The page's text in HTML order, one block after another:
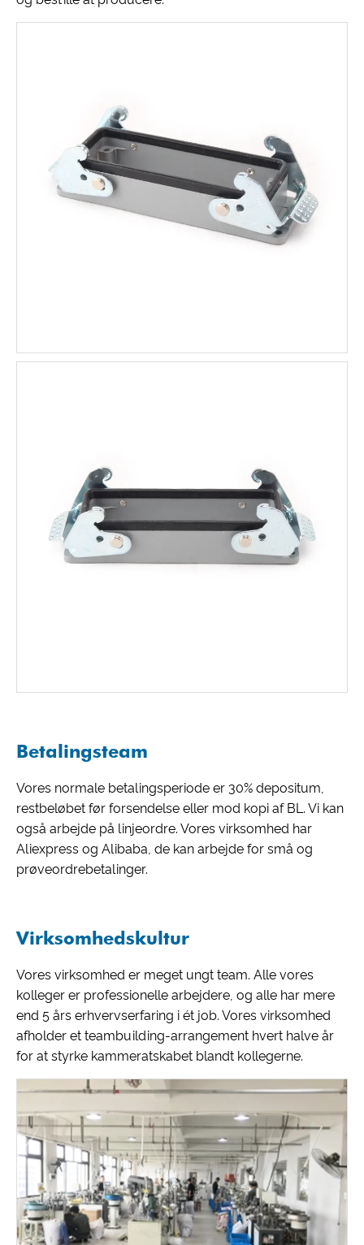
Betalingsteam
Vores normale betalingsperiode er 30% depositum,
restbeløbet før forsendelse eller mod kopi af BL. Vi kan
også arbejde på linjeordre. Vores virksomhed har
Aliexpress og Alibaba, de kan arbejde for små og
prøveordrebetalinger.
Virksomhedskultur
Vores virksomhed er meget ungt team. Alle vores
kolleger er professionelle arbejdere, og alle har mere
end 5 års erhvervserfaring i ét job. Vores virksomhed
afholder et teambuilding-arrangement hvert halve år
for at styrke kammeratskabet blandt kollegerne.